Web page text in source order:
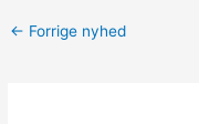
← Forrige nyhed